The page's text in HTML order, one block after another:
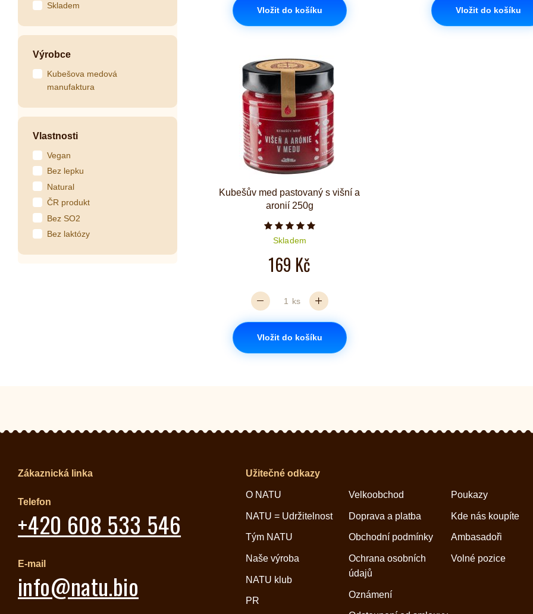
Skladem
Výrobce
Kubešova medová
manufaktura
Vlastnosti
Vegan
Bez lepku
Natural
ČR produkt
Bez SO2
Bez laktózy
Vložit do košíku Vložit do košíku
Kubešův med pastovaný s višní a
aronií 250g
Počet hvězdiček je 5 z 5
Skladem
169 Kč
ks
Vložit do košíku
Zákaznická linka
Telefon
+420 608 533 546
E-mail
info@natu.bio
Užitečné odkazy
O NATU
NATU = Udržitelnost
Tým NATU
Naše výroba
NATU klub
PR
Velkoobchod
Doprava a platba
Obchodní podmínky
Ochrana osobních
údajů
Oznámení
Poukazy
Kde nás koupíte
Ambasadoři
Volné pozice